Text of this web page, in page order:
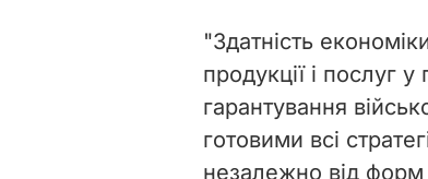
"Здатність
продукції і послуг
гарантування
готовими всі
незалежно від форм